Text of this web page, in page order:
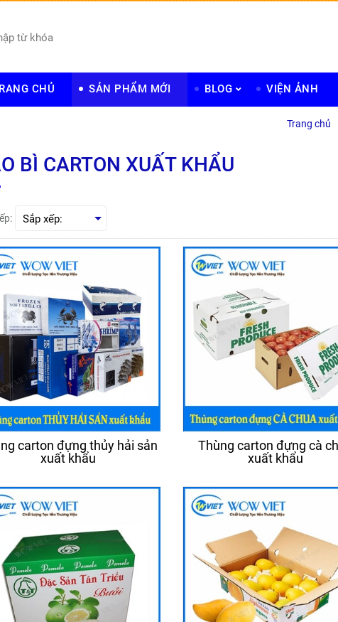
CHỦ SẢN PHẨM MỚI BLOG VIỆN ẢNH
Trang chủ
BÌ CARTON XUẤT KHẨU
carton đựng thủy hải sản
xuất khẩu
Thùng carton đựng cà
xuất khẩu